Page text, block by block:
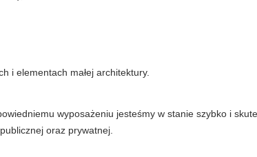
i elementach małej architektury.
wyposażeniu jesteśmy w stanie szybko i
oraz prywatnej.